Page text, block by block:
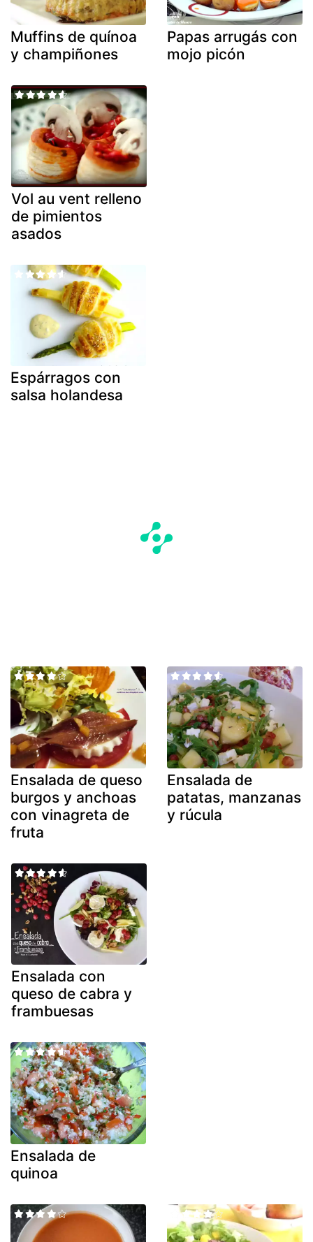
Muffins de quínoa
y champiñones
Papas arrugás con
mojo picón
Vol au vent relleno
de pimientos
asados
Espárragos con
salsa holandesa
Ensalada de queso
burgos y anchoas
con vinagreta de
fruta
Ensalada de
patatas, manzanas
y rúcula
Ensalada con
queso de cabra y
frambuesas
Ensalada de
quinoa